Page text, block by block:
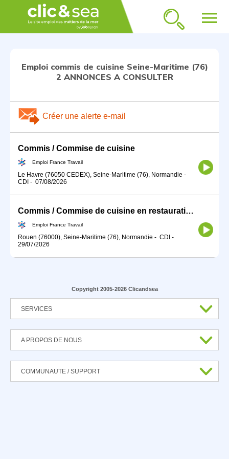
menu
Emploi commis de cuisine Seine-Maritime (76)
2 ANNONCES A CONSULTER
Créer une alerte e-mail
Commis / Commise de cuisine
Emploi France Travail
Le Havre (76050 CEDEX), Seine-Maritime (76), Normandie -
CDI - 07/08/2026
Commis / Commise de cuisine en restauration asiatique (H/F)
Emploi France Travail
Rouen (76000), Seine-Maritime (76), Normandie - CDI -
29/07/2026
Copyright 2005-2026 Clicandsea
SERVICES
A PROPOS DE NOUS
COMMUNAUTE / SUPPORT